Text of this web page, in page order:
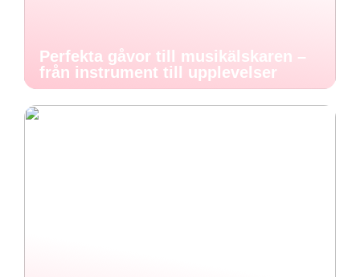
Perfekta gåvor till musikälskaren –
från instrument till upplevelser